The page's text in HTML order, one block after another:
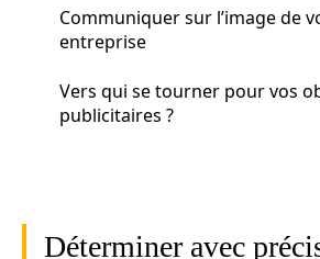
Communiquer sur l’image de
entreprise
Vers qui se tourner pour vos
publicitaires ?
Déterminer avec